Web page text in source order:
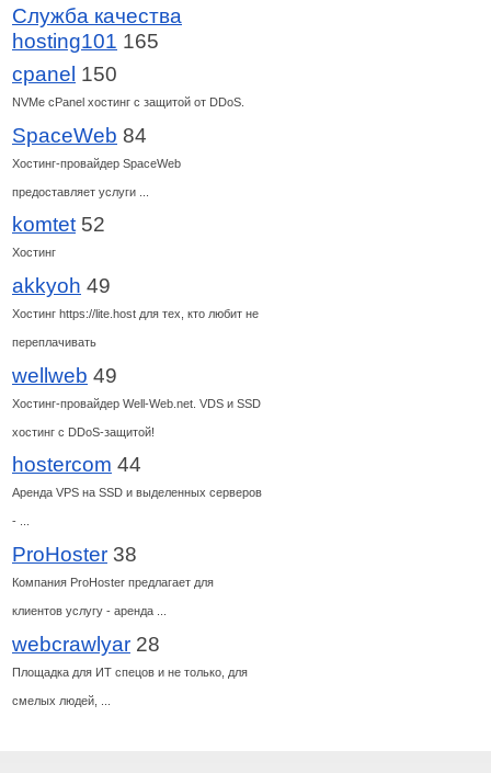
Служба качества
hosting101 165
cpanel 150
NVMe cPanel хостинг c защитой от DDoS.
SpaceWeb 84
Хостинг-провайдер SpaceWeb
предоставляет услуги ...
komtet52
Хостинг
akkyoh 49
Хостинг https://lite.host для тех, кто любит не
переплачивать
wellweb 49
Хостинг-провайдер Well-Web.net. VDS и SSD
хостинг с DDoS-защитой!
hostercom 44
Аренда VPS на SSD и выделенных серверов
- ...
ProHoster 38
Компания ProHoster предлагает для
клиентов услугу - аренда ...
webcrawlyar 28
Площадка для ИТ спецов и не только, для
смелых людей, ...